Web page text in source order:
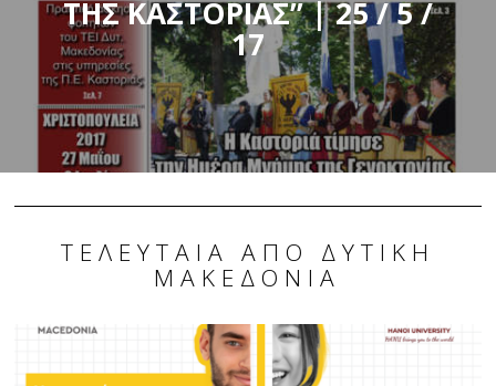
ΤΗΣ ΚΑΣΤΟΡΙΑΣ” | 25 / 5 /
17
ΤΕΛΕΥΤΑΊΑ ΑΠΌ ΔΥΤΙΚΉ
ΜΑΚΕΔΟΝΊΑ